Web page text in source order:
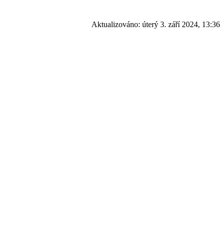
Aktualizováno: úterý 3. září 2024, 13:36